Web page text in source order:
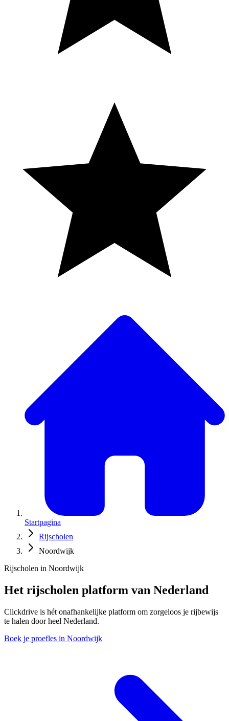
Startpagina
Rijscholen
Noordwijk
Rijscholen in Noordwijk
Het rijscholen platform van Nederland
Clickdrive is hét onafhankelijke platform om zorgeloos je rijbewijs
te halen door heel Nederland.
Boek je proefles in Noordwijk